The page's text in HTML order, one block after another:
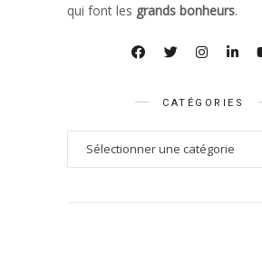
qui font les grands bonheurs.
CATÉGORIES